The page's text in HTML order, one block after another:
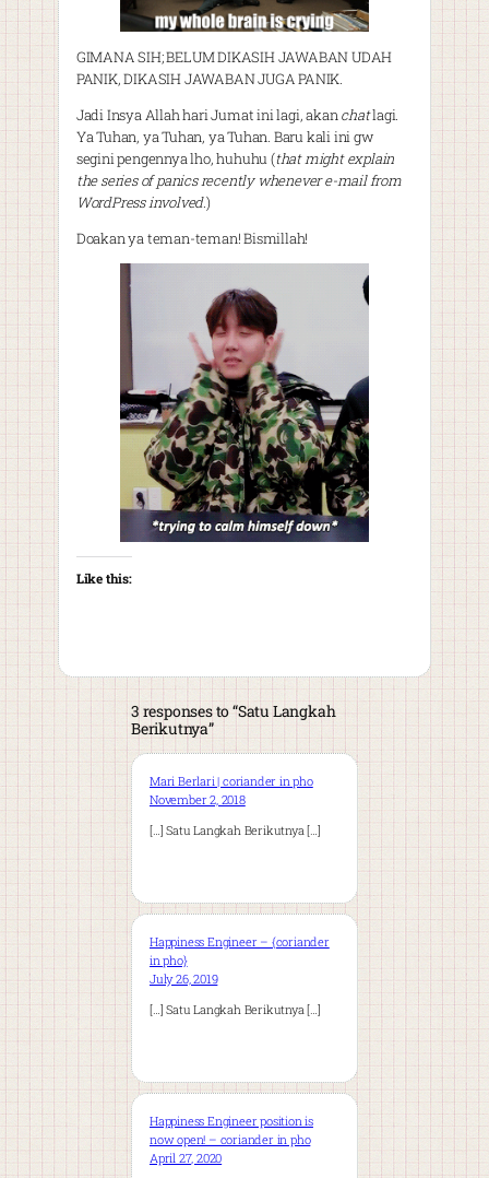
GIMANA SIH; BELUM DIKASIH JAWABAN UDAH
PANIK, DIKASIH JAWABAN JUGA PANIK.
Jadi Insya Allah hari Jumat ini lagi, akanchatlagi.
Ya Tuhan, ya Tuhan, ya Tuhan. Baru kali ini gw
segini pengennya lho, huhuhu (that might explain
the series of panics recently whenever e-mail from
WordPress involved.)
Doakan ya teman-teman! Bismillah!
Like this:
3 responses to “Satu Langkah
Berikutnya”
Mari Berlari | coriander in pho
November 2, 2018
[…] Satu Langkah Berikutnya […]
Happiness Engineer – {coriander
in pho}
July 26, 2019
[…] Satu Langkah Berikutnya […]
Happiness Engineer position is
now open! – coriander in pho
April 27, 2020